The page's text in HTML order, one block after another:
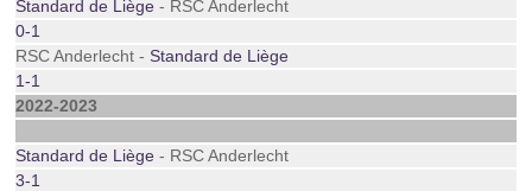
Standard de Liège - RSC Anderlecht
0-1
RSC Anderlecht -Standard de Liège
1-1
2022-2023
Standard de Liège - RSC Anderlecht
3-1